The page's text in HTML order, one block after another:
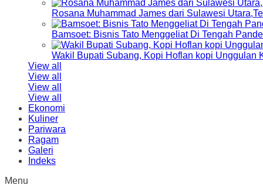
Rosana Muhammad James dari Sulawesi
Bamsoet: Bisnis Tato Menggeliat Di Tengah
Wakil Bupati Subang, Kopi Hoflan kopi Unggulan
View all
View all
View all
View all
Ekonomi
Kuliner
Pariwara
Ragam
Galeri
Indeks
Menu